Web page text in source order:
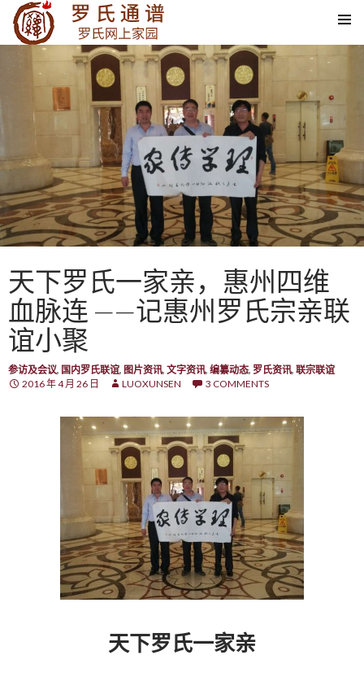
SKIP TO CONTENT
天下罗氏一家亲，惠州四维
血脉连 ——记惠州罗氏宗亲联
谊小聚
参访及会议, 国内罗氏联谊, 图片资讯, 文字资讯, 编纂动态, 罗氏资讯, 联宗联谊
2016 年 4 月 26 日
LUOXUNSEN 3 COMMENTS
天下罗氏一家亲